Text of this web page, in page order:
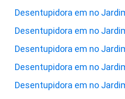
Desentupidora em no
Desentupidora em no
Desentupidora em no
Desentupidora em no
Desentupidora em no